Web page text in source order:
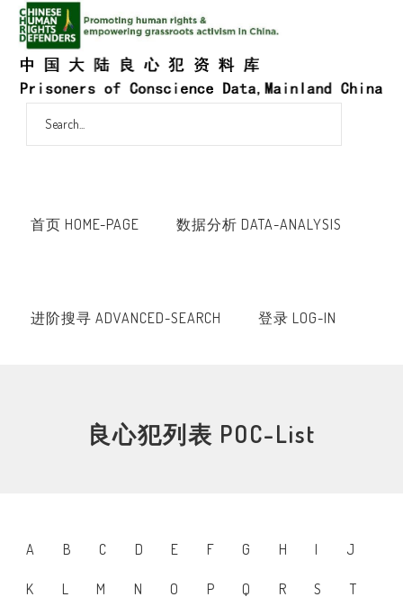
首页 HOME-PAGE 数据分析 DATA-ANALYSIS
进阶搜寻 ADVANCED-SEARCH 登录 LOG-IN
良心犯列表 POC-List
A B C D E F G H I J
K L M N O P Q R S T